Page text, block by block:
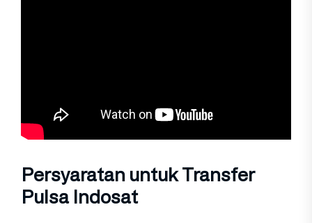
Persyaratan untuk Transfer
Pulsa Indosat